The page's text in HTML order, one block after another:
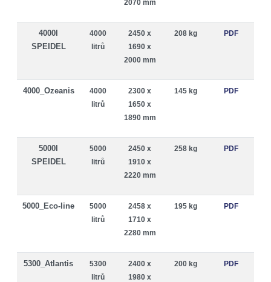
2070 mm
4000l
SPEIDEL
4000
litrů
2450 x
1690 x
2000 mm
208 kg PDF
4000_Ozeanis
4000
litrů
2300 x
1650 x
1890 mm
145 kg PDF
5000l
SPEIDEL
5000
litrů
2450 x
1910 x
2220 mm
258 kg PDF
5000_Eco-line
5000
litrů
2458 x
1710 x
2280 mm
195 kg PDF
5300_Atlantis
5300
litrů
2400 x
1980 x
200 kg PDF